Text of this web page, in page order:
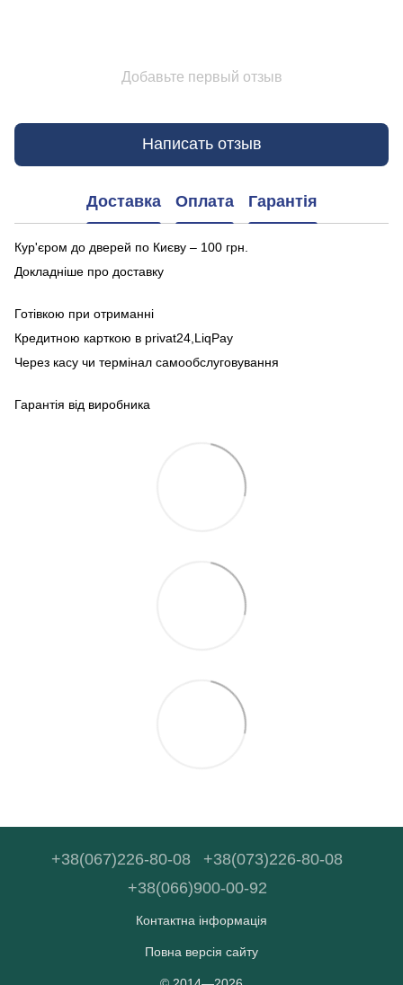
Добавьте первый отзыв
Написать отзыв
Доставка Оплата Гарантія
Кур'єром до дверей по Києву – 100 грн.
Докладніше про доставку
Готівкою при отриманні
Кредитною карткою в privat24,LiqPay
Через касу чи термінал самообслуговування
Гарантія від виробника
+38(067)226-80-08
+38(073)226-80-08
+38(066)900-00-92
Контактна інформація
Повна версія сайту